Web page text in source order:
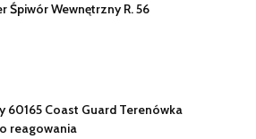
Śpiwór Wewnętrzny R. 56
60165 Coast Guard Terenówka
reagowania